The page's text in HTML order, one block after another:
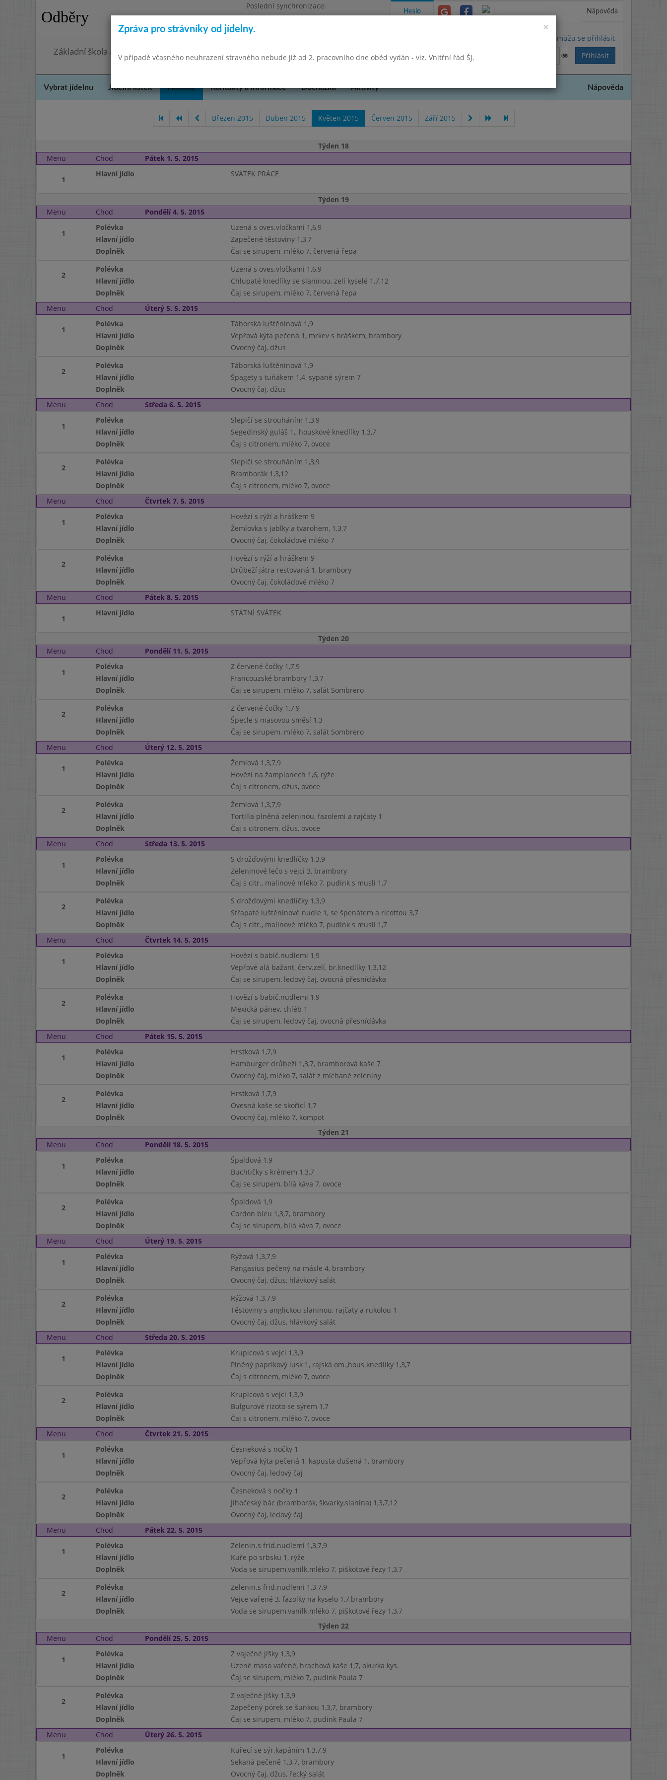
Odběry
Poslední synchronizace:
Pondělí 27.7.2026 13:26
Omezení objednávek
Základní škola a Mateřská škola, Praha 4, Ohradní 49
Heslo Nápověda
Nemůžu se přihlásit
Vybrat jídelnu Jídelní lístek Historie Kontakty a informace Docházka Aktivity Nápověda
Březen 2015 Duben 2015 Květen 2015 Červen 2015 Září 2015
Týden 18
Menu
Chod Pátek 1. 5. 2015
1
Hlavní jídlo SVÁTEK PRÁCE
Týden 19
Menu
Chod Pondělí 4. 5. 2015
1
Polévka
Uzená s oves.vločkami 1,6,9
Hlavní jídlo
Zapečené těstoviny 1,3,7
Doplněk
Čaj se sirupem, mléko 7, červená řepa
2
Polévka
Uzená s oves.vločkami 1,6,9
Hlavní jídlo
Chlupaté knedlíky se slaninou, zelí kyselé 1,7,12
Doplněk
Čaj se sirupem, mléko 7, červená řepa
Menu
Chod Úterý 5. 5. 2015
1
Polévka
Táborská luštěninová 1,9
Hlavní jídlo
Vepřová kýta pečená 1, mrkev s hráškem, brambory
Doplněk
Ovocný čaj, džus
2
Polévka
Táborská luštěninová 1,9
Hlavní jídlo
Špagety s tuňákem 1,4, sypané sýrem 7
Doplněk
Ovocný čaj, džus
Menu
Chod Středa 6. 5. 2015
1
Polévka
Slepičí se strouháním 1,3,9
Hlavní jídlo
Segedinský guláš 1,, houskové knedlíky 1,3,7
Doplněk
Čaj s citronem, mléko 7, ovoce
2
Polévka
Slepičí se strouháním 1,3,9
Hlavní jídlo
Bramborák 1,3,12
Doplněk
Čaj s citronem, mléko 7, ovoce
Menu
Chod Čtvrtek 7. 5. 2015
1
Polévka
Hovězí s rýží a hráškem 9
Hlavní jídlo
Žemlovka s jablky a tvarohem, 1,3,7
Doplněk
Ovocný čaj, čokoládové mléko 7
2
Polévka
Hovězí s rýží a hráškem 9
Hlavní jídlo
Drůbeží játra restovaná 1, brambory
Doplněk
Ovocný čaj, čokoládové mléko 7
Menu
Chod Pátek 8. 5. 2015
1
Hlavní jídlo STÁTNÍ SVÁTEK
Týden 20
Menu
Chod Pondělí 11. 5. 2015
1
Polévka
Z červené čočky 1,7,9
Hlavní jídlo
Francouzské brambory 1,3,7
Doplněk
Čaj se sirupem, mléko 7, salát Sombrero
2
Polévka
Z červené čočky 1,7,9
Hlavní jídlo
Špecle s masovou směsí 1,3
Doplněk
Čaj se sirupem, mléko 7, salát Sombrero
Menu
Chod Úterý 12. 5. 2015
1
Polévka
Žemlová 1,3,7,9
Hlavní jídlo
Hovězí na žampionech 1,6, rýže
Doplněk
Čaj s citronem, džus, ovoce
2
Polévka
Žemlová 1,3,7,9
Hlavní jídlo
Tortilla plněná zeleninou, fazolemi a rajčaty 1
Doplněk
Čaj s citronem, džus, ovoce
Menu
Chod Středa 13. 5. 2015
1
Polévka
S drožďovými knedlíčky 1,3,9
Hlavní jídlo
Zeleninové lečo s vejci 3, brambory
Doplněk
Čaj s citr., malinové mléko 7, pudink s musli 1,7
2
Polévka
S drožďovými knedlíčky 1,3,9
Hlavní jídlo
Střapaté luštěninové nudle 1, se špenátem a ricottou 3,7
Doplněk
Čaj s citr., malinové mléko 7, pudink s musli 1,7
Menu
Chod Čtvrtek 14. 5. 2015
1
Polévka
Hovězí s babič.nudlemi 1,9
Hlavní jídlo
Vepřové alá bažant, červ.zelí, br.knedlíky 1,3,12
Doplněk
Čaj se sirupem, ledový čaj, ovocná přesnídávka
2
Polévka
Hovězí s babič.nudlemi 1,9
Hlavní jídlo
Mexická pánev, chléb 1
Doplněk
Čaj se sirupem, ledový čaj, ovocná přesnídávka
Menu
Chod Pátek 15. 5. 2015
1
Polévka
Hrstková 1,7,9
Hlavní jídlo
Hamburger drůbeží 1,3,7, bramborová kaše 7
Doplněk
Ovocný čaj, mléko 7, salát z míchané zeleniny
2
Polévka
Hrstková 1,7,9
Hlavní jídlo
Ovesná kaše se skořicí 1,7
Doplněk
Ovocný čaj, mléko 7, kompot
Týden 21
Menu
Chod Pondělí 18. 5. 2015
1
Polévka
Špaldová 1,9
Hlavní jídlo
Buchtičky s krémem 1,3,7
Doplněk
Čaj se sirupem, bílá káva 7, ovoce
2
Polévka
Špaldová 1,9
Hlavní jídlo
Cordon bleu 1,3,7, brambory
Doplněk
Čaj se sirupem, bílá káva 7, ovoce
Menu
Chod Úterý 19. 5. 2015
1
Polévka
Rýžová 1,3,7,9
Hlavní jídlo
Pangasius pečený na másle 4, brambory
Doplněk
Ovocný čaj, džus, hlávkový salát
2
Polévka
Rýžová 1,3,7,9
Hlavní jídlo
Těstoviny s anglickou slaninou, rajčaty a rukolou 1
Doplněk
Ovocný čaj, džus, hlávkový salát
Menu
Chod Středa 20. 5. 2015
1
Polévka
Krupicová s vejci 1,3,9
Hlavní jídlo
Plněný paprikový lusk 1, rajská om.,hous.knedlíky 1,3,7
Doplněk
Čaj s citronem, mléko 7, ovoce
2
Polévka
Krupicová s vejci 1,3,9
Hlavní jídlo
Bulgurové rizoto se sýrem 1,7
Doplněk
Čaj s citronem, mléko 7, ovoce
Menu
Chod Čtvrtek 21. 5. 2015
1
Polévka
Česneková s nočky 1
Hlavní jídlo
Vepřová kýta pečená 1, kapusta dušená 1, brambory
Doplněk
Ovocný čaj, ledový čaj
2
Polévka
Česneková s nočky 1
Hlavní jídlo
Jihočeský bác (bramborák, škvarky,slanina) 1,3,7,12
Doplněk
Ovocný čaj, ledový čaj
Menu
Chod Pátek 22. 5. 2015
1
Polévka
Zelenin.s frid.nudlemi 1,3,7,9
Hlavní jídlo
Kuře po srbsku 1, rýže
Doplněk
Voda se sirupem,vanilk.mléko 7, piškotové řezy 1,3,7
2
Polévka
Zelenin.s frid.nudlemi 1,3,7,9
Hlavní jídlo
Vejce vařené 3, fazolky na kyselo 1,7,brambory
Doplněk
Voda se sirupem,vanilk.mléko 7, piškotové řezy 1,3,7
Týden 22
Menu
Chod Pondělí 25. 5. 2015
1
Polévka
Z vaječné jíšky 1,3,9
Hlavní jídlo
Uzené maso vařené, hrachová kaše 1,7, okurka kys.
Doplněk
Čaj se sirupem, mléko 7, pudink Paula 7
2
Polévka
Z vaječné jíšky 1,3,9
Hlavní jídlo
Zapečený pórek se šunkou 1,3,7, brambory
Doplněk
Čaj se sirupem, mléko 7, pudink Paula 7
Menu
Chod Úterý 26. 5. 2015
1
Polévka
Kuřecí se sýr.kapáním 1,3,7,9
Hlavní jídlo
Sekaná pečeně 1,3,7, brambory
Doplněk
Ovocný čaj, džus, řecký salát
×
Zpráva pro strávníky od jídelny.
V případě včasného neuhrazení stravného nebude již od 2. pracovního dne oběd vydán - viz. Vnitřní řád ŠJ.